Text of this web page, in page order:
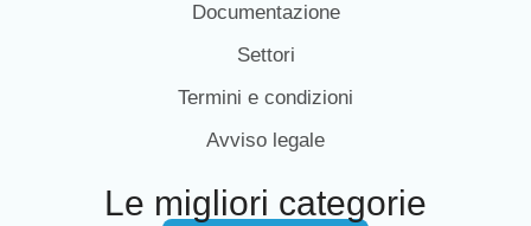
Documentazione
Settori
Termini e condizioni
Avviso legale
Le migliori categorie